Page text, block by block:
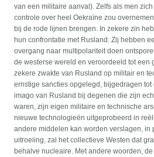
van een militaire aanval). Zelfs als men
controle over heel Oekraïne zou
bij de rode lijnen brengen. In zekere zin
hun confrontatie met Rusland: Zij hebben
overgang naar multipolariteit doen
de westerse wereld en veroordeeld tot een
zekere zwakte van Rusland op militair en
ernstige sancties opgelegd, bijgedragen
imago van Rusland bij degenen die zijn
waren, zijn eigen militaire en technische
nieuwe technologieën uitgeprobeerd in
andere middelen kan worden verslagen, in
uitroeiing, zal het collectieve Westen dat
behalve nucleaire. Met andere woorden,